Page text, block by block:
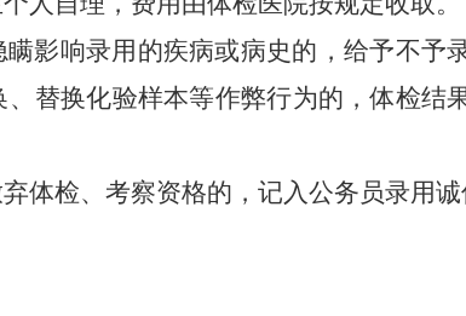
瞒影响录用的疾病或病史的，给予不予
替换化验样本等作弊行为的，体检结
体检、考察资格的，记入公务员录用诚